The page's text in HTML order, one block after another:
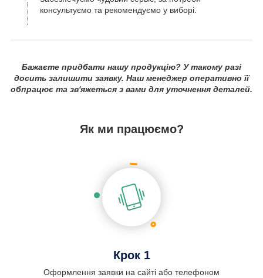
консультуємо та рекомендуємо у виборі.
Бажаєте придбати нашу продукцію? У такому разі
досить залишити заявку. Наш менеджер оперативно її
обпрацює та зв'яжеться з вами для уточнення деталей.
Як ми працюємо?
Крок 1
Оформлення заявки на сайті або телефоном